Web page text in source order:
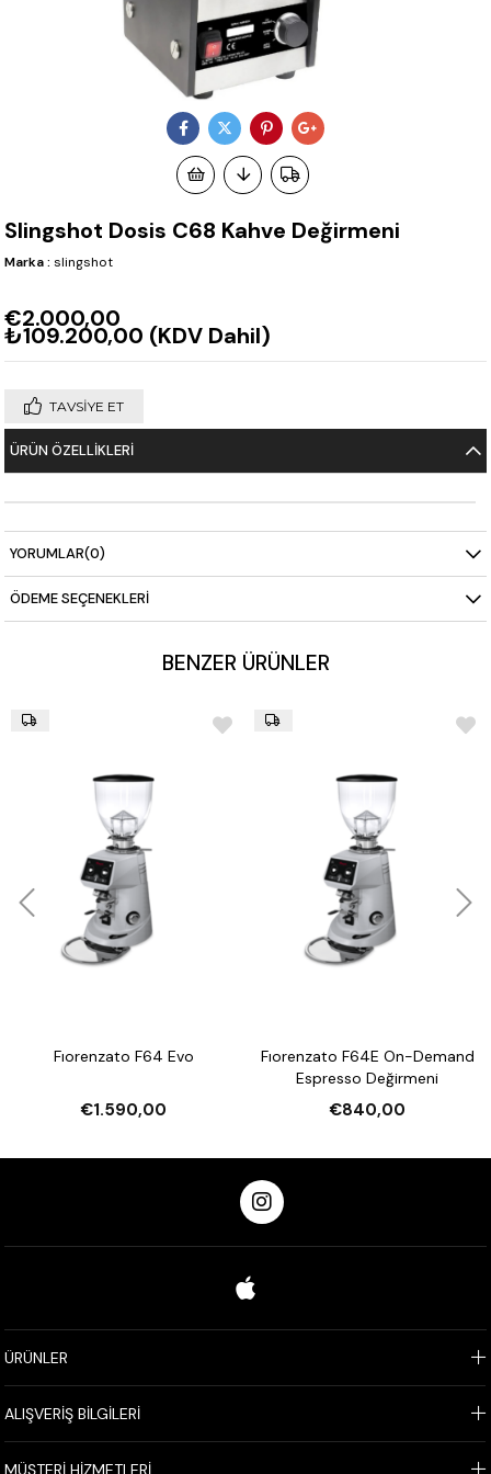
Slingshot Dosis C68 Kahve Değirmeni
Marka : slingshot
€2.000,00
₺109.200,00 (KDV Dahil)
TAVSIYE ET
ÜRÜN ÖZELLIKLERI
YORUMLAR(0)
ÖDEME SEÇENEKLERI
BENZER ÜRÜNLER
Fıorenzato F64 Evo
€1.590,00
Fıorenzato F64E On-Demand
Espresso Değirmeni
€840,00
ÜRÜNLER
ALIŞVERİŞ BİLGİLERİ
MÜŞTERİ HİZMETLERİ